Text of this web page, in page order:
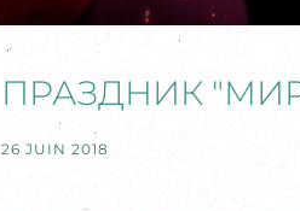
ПРАЗДНИК "МИР
26 JUIN 2018